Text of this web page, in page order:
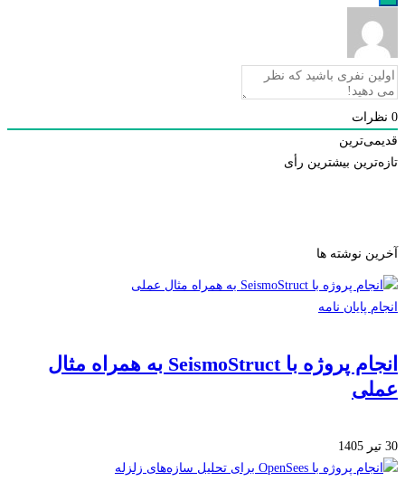
بیشترین رأی
نوشته ها
پایان نامه
انجام پروژه با SeismoStruct به همراه مثال